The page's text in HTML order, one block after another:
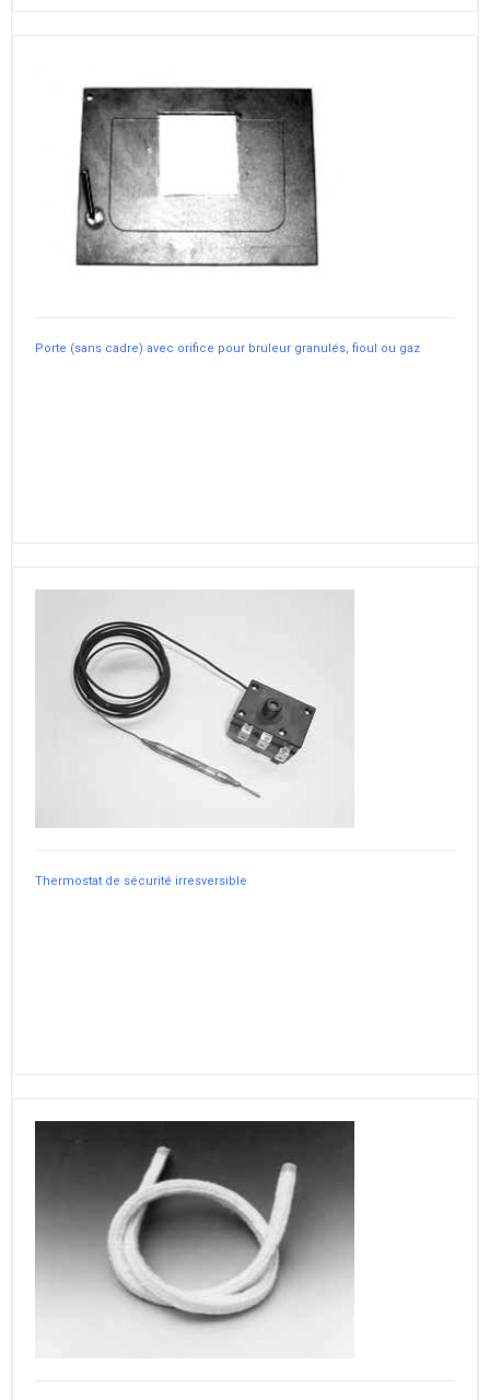
Porte (sans cadre) avec orifice pour bruleur granulés, fioul ou gaz
Thermostat de sécurité irresversible